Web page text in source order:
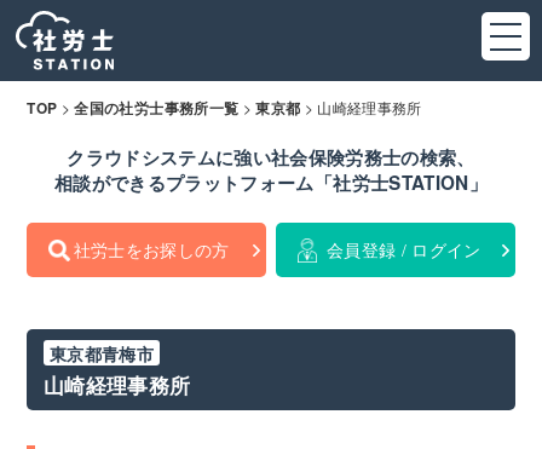
TOP >全国の社労士事務所一覧 >東京都 > 山崎経理事務所
クラウドシステムに強い社会保険労務士の検索、
相談ができるプラットフォーム「社労士STATION」
社労士をお探しの方 会員登録 / ログイン
東京都青梅市
山崎経理事務所